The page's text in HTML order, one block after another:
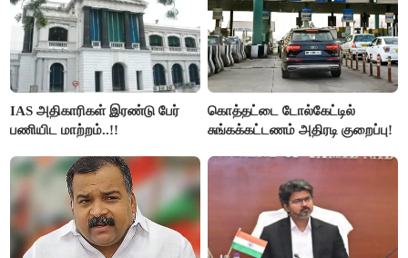
IAS அதிகாரிகள் இரண்டு பேர்
பணியிட மாற்றம்..!!
கொத்தட்டை டோல்கேட்டில்
சுங்கக்கட்டணம் அதிரடி குறைப்பு!